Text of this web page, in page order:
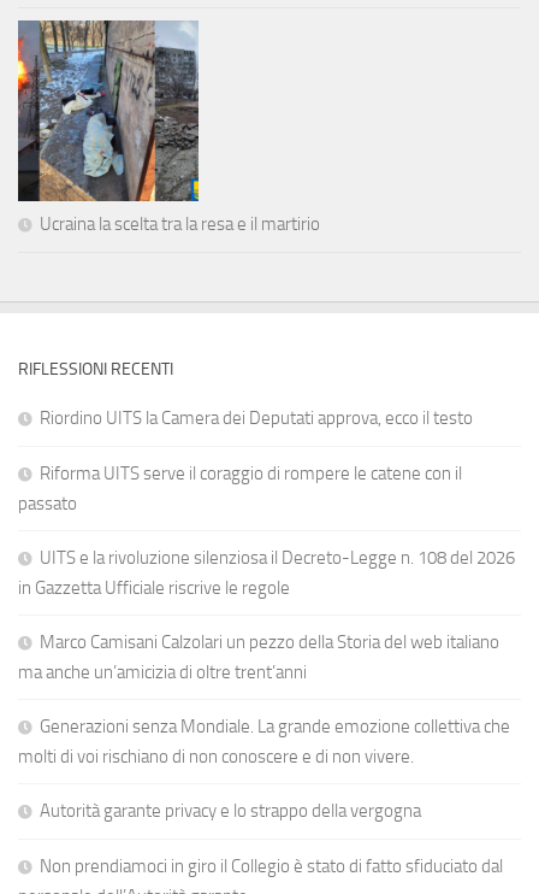
Ucraina la scelta tra la resa e il martirio
RIFLESSIONI RECENTI
Riordino UITS la Camera dei Deputati approva, ecco il testo
Riforma UITS serve il coraggio di rompere le catene con il
passato
UITS e la rivoluzione silenziosa il Decreto-Legge n. 108 del 2026
in Gazzetta Ufficiale riscrive le regole
Marco Camisani Calzolari un pezzo della Storia del web italiano
ma anche un’amicizia di oltre trent’anni
Generazioni senza Mondiale. La grande emozione collettiva che
molti di voi rischiano di non conoscere e di non vivere.
Autorità garante privacy e lo strappo della vergogna
Non prendiamoci in giro il Collegio è stato di fatto sfiduciato dal